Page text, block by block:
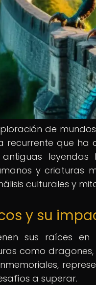
de
recurrente que
y criaturas
culturales y
y su
sus raíces
como
a superar.